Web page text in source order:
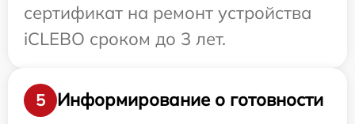
сертификат на ремонт устройства
iCLEBO сроком до 3 лет.
5
Информирование о готовности